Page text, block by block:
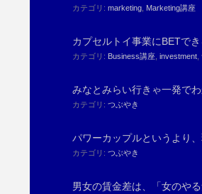
カテゴリ: marketing, Marketing講座
カプセルトイ事業にBETで
カテゴリ: Business講座, investment,
みなとみらい行きゃ一発で
カテゴリ: つぶやき
パワーカップルというより
カテゴリ: つぶやき
男女の賃金差は、「女のや